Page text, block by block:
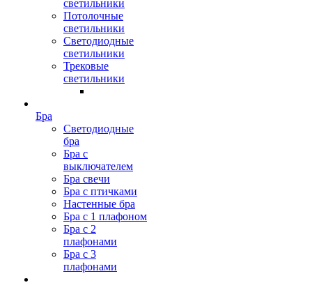
светильники
Потолочные
светильники
Светодиодные
светильники
Трековые
светильники
Бра
Светодиодные
бра
Бра с
выключателем
Бра свечи
Бра с птичками
Настенные бра
Бра с 1 плафоном
Бра с 2
плафонами
Бра с 3
плафонами